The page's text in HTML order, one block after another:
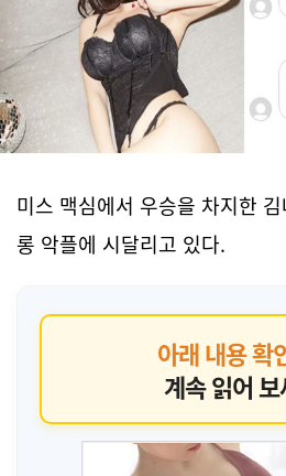
미스 맥심에서 우승을 차지한
롱 악플에 시달리고 있다.
아래 내용 확
계속 읽어